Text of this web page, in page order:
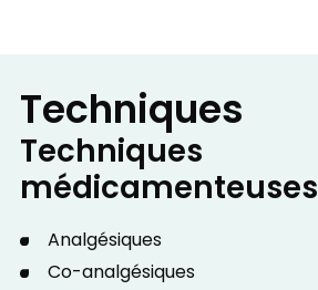
Techniques
Techniques
médicamenteuses
Analgésiques
Co-analgésiques